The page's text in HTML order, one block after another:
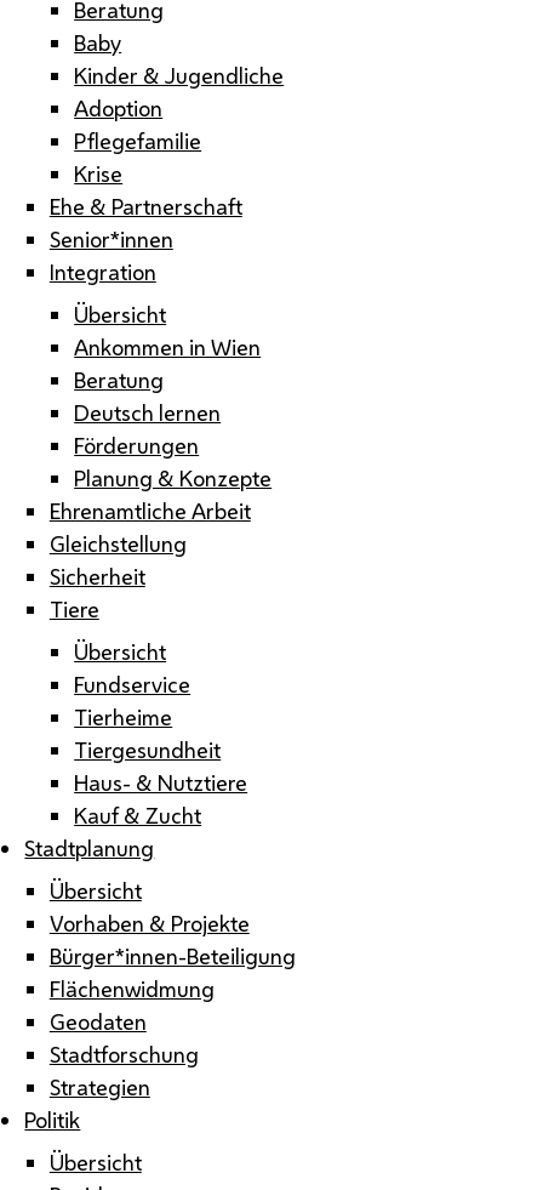
Beratung
Baby
Kinder & Jugendliche
Adoption
Pflegefamilie
Krise
Ehe & Partnerschaft
Senior*innen
Integration
Übersicht
Ankommen in Wien
Beratung
Deutsch lernen
Förderungen
Planung & Konzepte
Ehrenamtliche Arbeit
Gleichstellung
Sicherheit
Tiere
Übersicht
Fundservice
Tierheime
Tiergesundheit
Haus- & Nutztiere
Kauf & Zucht
Stadtplanung
Übersicht
Vorhaben & Projekte
Bürger*innen-Beteiligung
Flächenwidmung
Geodaten
Stadtforschung
Strategien
Politik
Übersicht